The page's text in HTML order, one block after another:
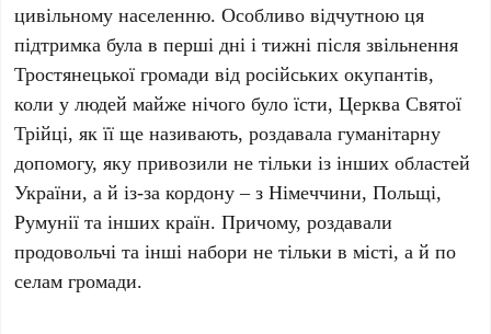
цивільному населенню. Особливо відчутною ця
підтримка була в перші дні і тижні після звільнення
Тростянецької громади від російських окупантів,
коли у людей майже нічого було їсти, Церква Святої
Трійці, як її ще називають, роздавала гуманітарну
допомогу, яку привозили не тільки із інших областей
України, а й із-за кордону – з Німеччини, Польщі,
Румунії та інших країн. Причому, роздавали
продовольчі та інші набори не тільки в місті, а й по
селам громади.